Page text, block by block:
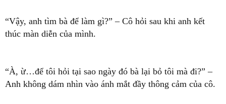
“Vậy, anh tìm bà để làm gì?” – Cô hỏi sau khi anh kết
thúc màn diễn của mình.
“À, ừ…để tôi hỏi tại sao ngày đó bà lại bỏ tôi mà đi?” –
Anh không dám nhìn vào ánh mắt đầy thông cảm của cô.